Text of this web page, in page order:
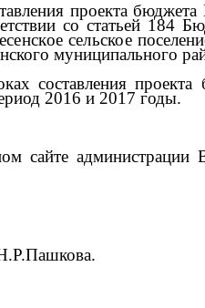
проекта
со статьей 184
сельское
составления проекта
2016 и 2017 годы.
сайте